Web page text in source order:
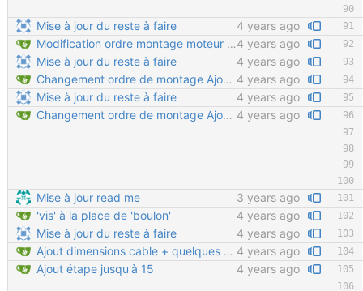
Mise à jour du reste à faire
4 years ago
Modification ordre montage moteur Ajout détail montage moteur Velcro sur tendeur de chaine en important4 years ago
Mise à jour du reste à faire
4 years ago
Changement ordre de montage Ajout section vide d'assemblage glissières 4 years ago
Mise à jour du reste à faire
4 years ago
Changement ordre de montage Ajout section vide d'assemblage glissières 4 years ago
Mise à jour read me
3 years ago
'vis' à la place de 'boulon'
4 years ago
Mise à jour du reste à faire
4 years ago
Ajout dimensions cable + quelques détails 4 years ago
Ajout étape jusqu'à 15
4 years ago